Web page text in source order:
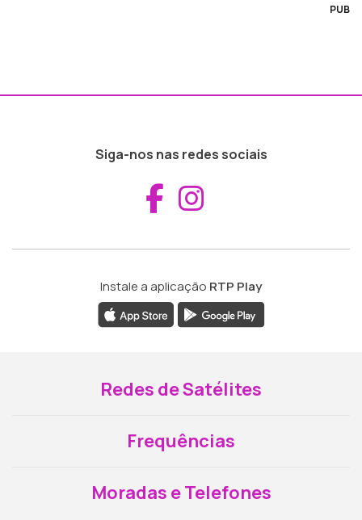
PUB
Siga-nos nas redes sociais
Aceder ao
Instale a aplicação RTP Play
Redes de Satélites
Frequências
Moradas e Telefones